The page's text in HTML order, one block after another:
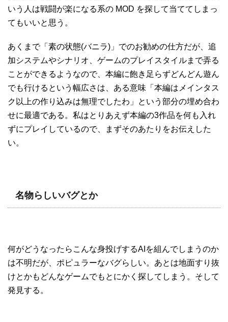
いう人は戦闘が楽になる系の MOD を探して当ててしまっ
てもいいと思う。
あくまで「素の状態(バニラ)」でのお勧めの仕方だが、追
加システムやシナリオ、ゲームのプレイスタイルまで弄る
ことができるようなので、本編に飽き足らずどんどん遊ん
でも行けるという幅広さは、ある意味「本編はメインタス
ク以上の作り込みは無理でしたわ」という部分の埋め合わ
せに最適である。私はとりあえず本編の3作品を何も入れ
ずにプレイしているので、まずそのあたりをお伝えした
い。
名物らしいバグとか
何がどうなったらこんな身投げするAIを組んでしまうのか
は不明だが、ポピュラーなバグらしい。あとは地面すり抜
けとかもどんなゲームでもとにかく探してしまう。そして
発見する。